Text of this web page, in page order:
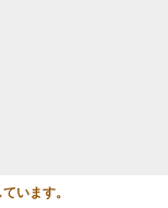
います。